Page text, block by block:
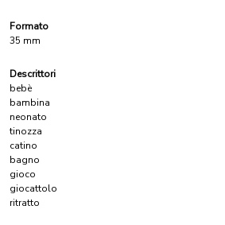
Formato
35 mm
Descrittori
bebè
bambina
neonato
tinozza
catino
bagno
gioco
giocattolo
ritratto